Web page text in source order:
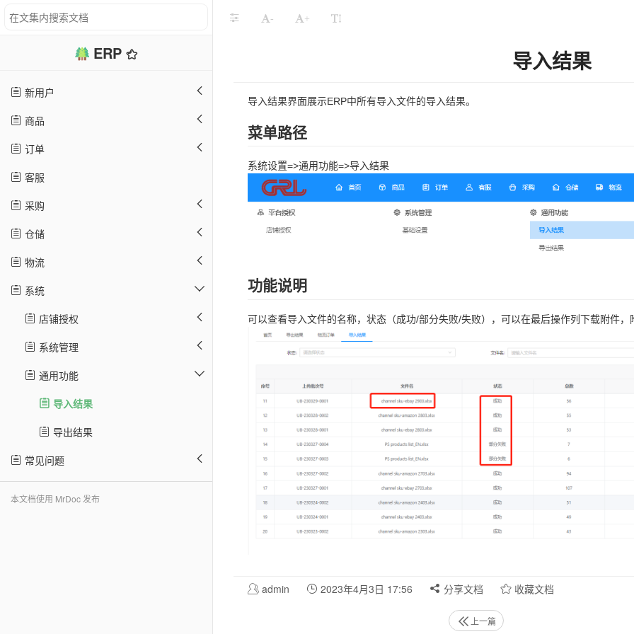
ERP
新用户
商品
订单
客服
采购
仓储
物流
系统
店铺授权
系统管理
通用功能
导入结果
导出结果
常见问题
本文档使用 MrDoc 发布
- +
导入结果
导入结果界面展示ERP中所有导入文件的导入结果。
菜单路径
系统设置=>通用功能=>导入结果
功能说明
可以查看导入文件的名称，状态（成功/部分失败/失败），可以在最后操作列下载附件
admin 2023年4月3日 17:56 分享文档 收藏文档
上一篇